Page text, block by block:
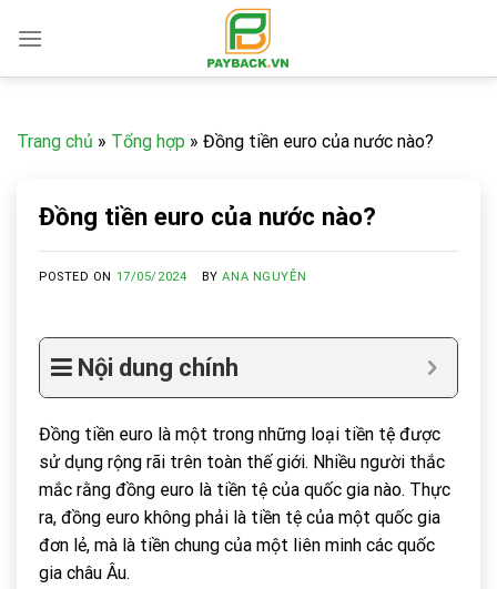
Trang chủ » Tổng hợp » Đồng tiền euro của nước nào?
Đồng tiền euro của nước nào?
POSTED ON 17/05/2024 BYANA NGUYỄN
Nội dung chính
Đồng tiền euro là một trong những loại tiền tệ được
sử dụng rộng rãi trên toàn thế giới. Nhiều người thắc
mắc rằng đồng euro là tiền tệ của quốc gia nào. Thực
ra, đồng euro không phải là tiền tệ của một quốc gia
đơn lẻ, mà là tiền chung của một liên minh các quốc
gia châu Âu.